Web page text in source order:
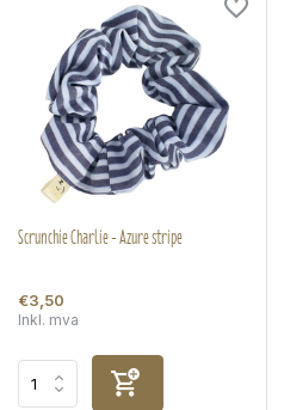
Scrunchie Charlie - Azure stripe
€3,50
Inkl. mva